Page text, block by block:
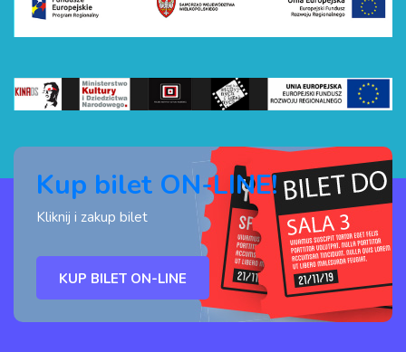
Kup bilet ON-LINE!
Kliknij i zakup bilet
KUP BILET ON-LINE